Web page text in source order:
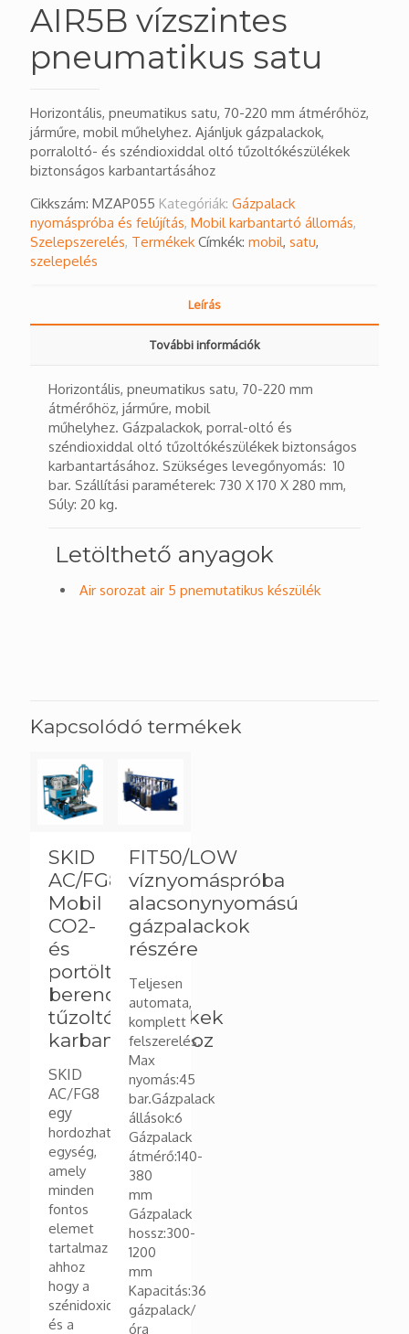
AIR5B vízszintes
pneumatikus satu
Horizontális, pneumatikus satu, 70-220 mm átmérőhöz,
járműre, mobil műhelyhez. Ajánljuk gázpalackok,
porraloltó- és széndioxiddal oltó tűzoltókészülékek
biztonságos karbantartásához
Cikkszám: MZAP055 Kategóriák: Gázpalack
nyomáspróba és felújítás, Mobil karbantartó állomás,
Szelepszerelés, Termékek Címkék: mobil, satu,
szelepelés
Leírás
További információk
Horizontális, pneumatikus satu, 70-220 mm
átmérőhöz, járműre, mobil
műhelyhez. Gázpalackok, porral-oltó és
széndioxiddal oltó tűzoltókészülékek biztonságos
karbantartásához. Szükséges levegőnyomás: 10
bar. Szállítási paraméterek: 730 X 170 X 280 mm,
Súly: 20 kg.
Letölthető anyagok
Air sorozat air 5 pnemutatikus készülék
Kapcsolódó termékek
SKID
AC/FG8
Mobil
CO2-
és
portöltő
berendezés
tűzoltókészülékek
karbantartásához
SKID
AC/FG8
egy
hordozható
egység,
amely
minden
fontos
elemet
tartalmaz
ahhoz
hogy a
szénidoxid-
és a
FIT50/LOW
víznyomáspróba
alacsonynyomású
gázpalackok
részére
Teljesen
automata,
komplett
felszerelés.
Max
nyomás:45
bar.Gázpalack
állások:6
Gázpalack
átmérő:140-
380
mm
Gázpalack
hossz:300-
1200
mm
Kapacitás:36
gázpalack/
óra